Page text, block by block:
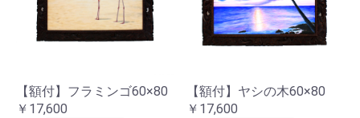
【額付】フラミンゴ60×80
￥17,600
【額付】ヤシの木60×80
￥17,600